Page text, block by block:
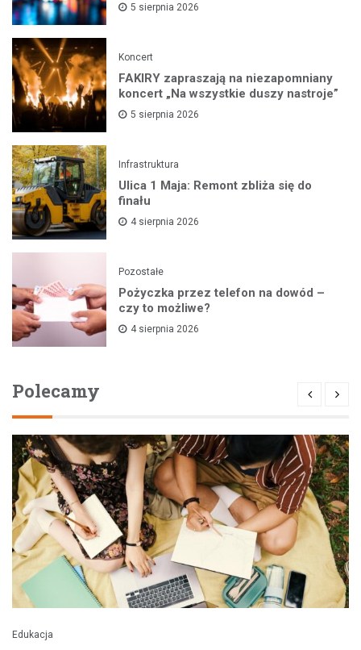
5 sierpnia 2026
Koncert
FAKIRY zapraszają na niezapomniany
koncert „Na wszystkie duszy nastroje”
5 sierpnia 2026
Infrastruktura
Ulica 1 Maja: Remont zbliża się do
finału
4 sierpnia 2026
Pozostałe
Pożyczka przez telefon na dowód –
czy to możliwe?
4 sierpnia 2026
Polecamy
Edukacja